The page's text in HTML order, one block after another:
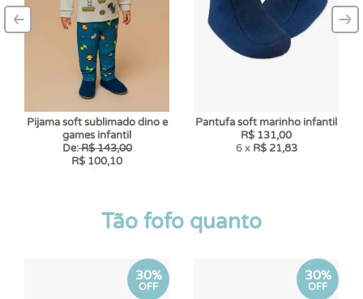
Pijama soft sublimado dino e
games infantil
De:R$ 143,00
R$ 100,10
Pantufa soft marinho infantil
R$ 131,00
6 x R$ 21,83
–
‹ –
›
Tão fofo quanto
30%
OFF
30%
OFF